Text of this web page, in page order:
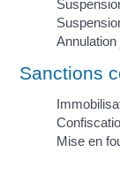
Sanctions
Mise en